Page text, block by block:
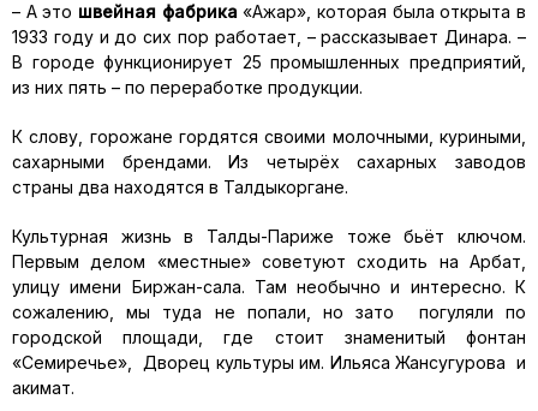
– А это швейная фабрика«Ажар», которая была открыта в
1933 году и до сих пор работает, – рассказывает Динара. –
В городе функционирует 25 промышленных предприятий,
из них пять – по переработке продукции.
К слову, горожане гордятся своими молочными, куриными,
сахарными брендами. Из четырёх сахарных заводов
страны два находятся в Талдыкоргане.
Культурная жизнь в Талды-Париже тоже бьёт ключом.
Первым делом «местные» советуют сходить на Арбат,
улицу имени Биржан-сала. Там необычно и интересно. К
сожалению, мы туда не попали, но зато погуляли по
городской площади, где стоит знаменитый фонтан
«Семиречье», Дворец культуры им. Ильяса Жансугурова и
акимат.